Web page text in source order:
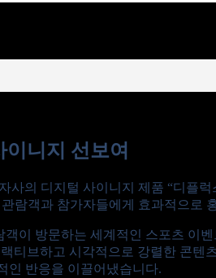
니지 선보여
의 디지털 사이니지 제품 “디플
람객과 참가자들에게 효과적으로
이 방문하는 세계적인 스포츠
브하고 시각적으로 강렬한 콘텐
인 반응을 이끌어냈습니다.